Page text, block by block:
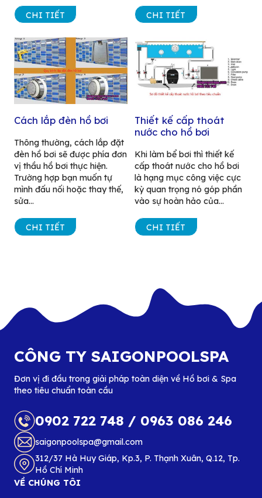
CHI TIẾT CHI TIẾT
Cách lắp đèn hồ bơi
Thông thường, cách lắp đặt
đèn hồ bơi sẽ được phía đơn
vị thầu hồ bơi thực hiện.
Trường hợp bạn muốn tự
mình đấu nối hoặc thay thế,
sửa...
CHI TIẾT
Thiết kế cấp thoát
nước cho hồ bơi
Khi làm bể bơi thì thiết kế
cấp thoát nước cho hồ bơi
là hạng mục công việc cực
kỳ quan trọng nó góp phần
vào sự hoàn hảo của...
CHI TIẾT
CÔNG TY SAIGONPOOLSPA
Đơn vị đi đầu trong giải pháp toàn diện về Hồ bơi & Spa
theo tiêu chuẩn toàn cầu
0902 722 748 / 0963 086 246
saigonpoolspa@gmail.com
312/37 Hà Huy Giáp, Kp.3, P. Thạnh Xuân, Q.12, Tp.
Hồ Chí Minh
VỀ CHÚNG TÔI